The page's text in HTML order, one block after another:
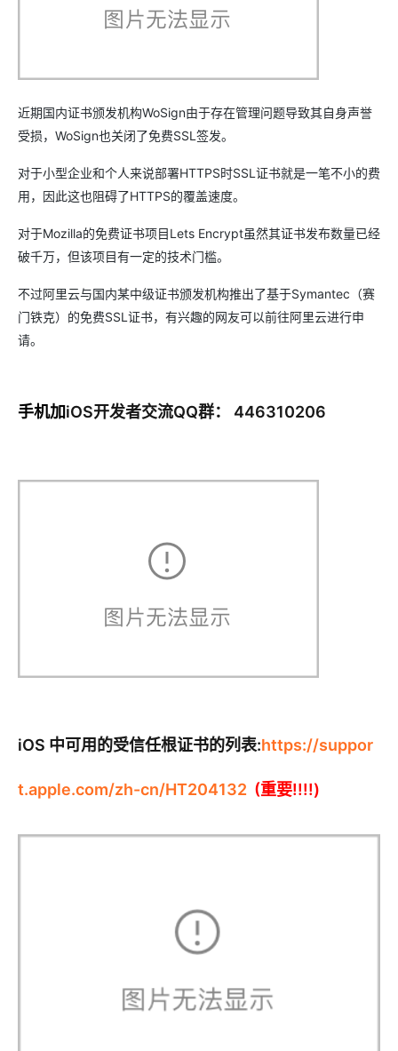
近期国内证书颁发机构WoSign由于存在管理问题导致其自身声誉
受损，WoSign也关闭了免费SSL签发。
对于小型企业和个人来说部署HTTPS时SSL证书就是一笔不小的费
用，因此这也阻碍了HTTPS的覆盖速度。
对于Mozilla的免费证书项目Lets Encrypt虽然其证书发布数量已经
破千万，但该项目有一定的技术门槛。
不过阿里云与国内某中级证书颁发机构推出了基于Symantec（赛
门铁克）的免费SSL证书，有兴趣的网友可以前往阿里云进行申
请。
手机加 iOS开发者交流QQ群： 446310206
iOS 中可用的受信任根证书的列表:https://suppor
t.apple.com/zh-cn/HT204132 (重要!!!!)